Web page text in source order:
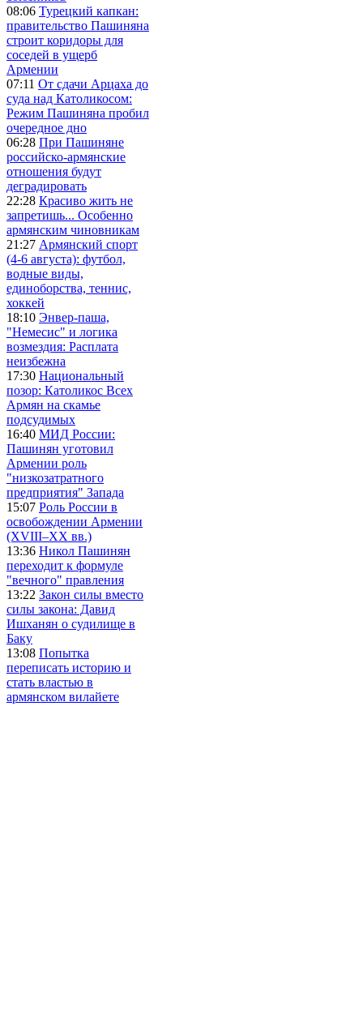
08:06 Турецкий капкан:
правительство Пашиняна
строит коридоры для
соседей в ущерб
Армении
07:11 От сдачи Арцаха до
суда над Католикосом:
Режим Пашиняна пробил
очередное дно
06:28 При Пашиняне
российско-армянские
отношения будут
деградировать
22:28 Красиво жить не
запретишь... Особенно
армянским чиновникам
21:27 Армянский спорт
(4-6 августа): футбол,
водные виды,
единоборства, теннис,
хоккей
18:10 Энвер-паша,
"Немесис" и логика
возмездия: Расплата
неизбежна
17:30 Национальный
позор: Католикос Всех
Армян на скамье
подсудимых
16:40 МИД России:
Пашинян уготовил
Армении роль
"низкозатратного
предприятия" Запада
15:07 Роль России в
освобождении Армении
(XVIII–XX вв.)
13:36 Никол Пашинян
переходит к формуле
"вечного" правления
13:22 Закон силы вместо
силы закона: Давид
Ишханян о судилище в
Баку
13:08 Попытка
переписать историю и
стать властью в
армянском вилайете